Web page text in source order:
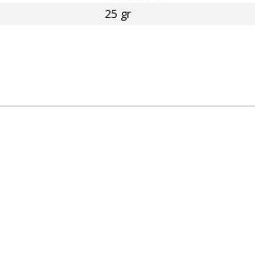
25 gr